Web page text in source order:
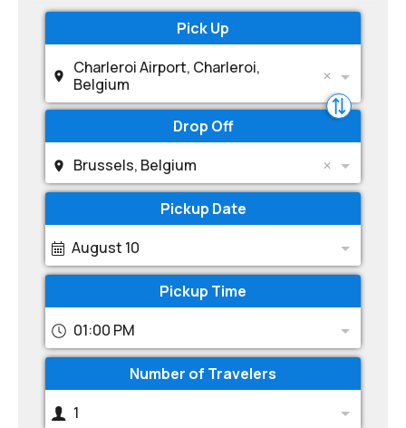
Pick Up
Charleroi Airport, Charleroi,
Belgium
Drop Off
Brussels, Belgium
Pickup Date
August 10
Pickup Time
01:00 PM
Number of Travelers
1